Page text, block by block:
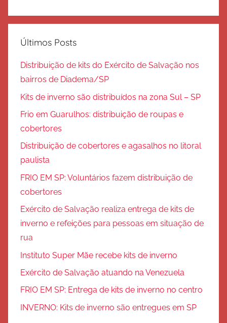
Últimos Posts
Distribuição de kits do Exército de Salvação nos
bairros de Diadema/SP
Kits de inverno são distribuídos na zona Sul – SP
Frio em Guarulhos: distribuição de roupas e
cobertores
Distribuição de cobertores e agasalhos no litoral
paulista
FRIO EM SP: Voluntários fazem distribuição de
cobertores
Exército de Salvação realiza entrega de kits de
inverno e refeições para pessoas em situação de
rua
Instituto Super Mãe recebe kits de inverno
Exército de Salvação atuando na Venezuela
FRIO EM SP: Entrega de kits de inverno no centro
INVERNO: Kits de inverno são entregues em SP